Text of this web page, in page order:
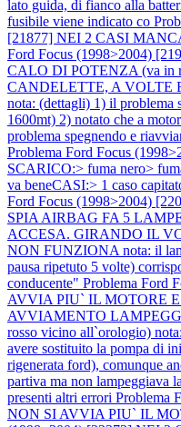
lato guida, di fianco alla
fusibile viene indicato co
[21877] NEI 2 CASI
Ford Focus (1998>2004)
CALO DI POTENZA (va in
CANDELETTE, A VOLTE
nota: (dettagli) 1) il problema
1600mt) 2) notato che a
problema spegnendo e
Problema Ford Focus
SCARICO:> fuma nero>
va beneCASI:> 1 caso
Ford Focus (1998>2004)
SPIA AIRBAG FA 5
ACCESA. GIRANDO IL
NON FUNZIONA nota: il
pausa ripetuto 5 volte)
conducente" Problema Ford
AVVIA PIU` IL MOTORE
AVVIAMENTO
rosso vicino all`orologio)
avere sostituito la pompa di
rigenerata ford), comunque
partiva ma non lampeggiava
presenti altri errori Problema
NON SI AVVIA PIU` IL